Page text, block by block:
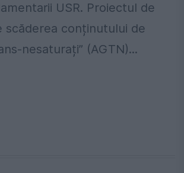
USR. Proiectul de
scăderea conținutului de
nesaturați” (AGTN)...